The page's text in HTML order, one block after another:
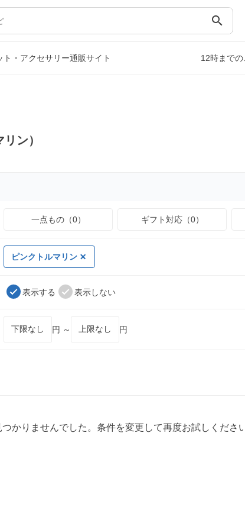
search
・アクセサリー通販サイト 12時まで
ン）
一点もの（0） ギフト対応（0）
ピンクトルマリン
表示する 表示しない
円 ～ 円
かりませんでした。条件を変更して再度お試しください